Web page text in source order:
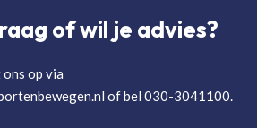
of wil je advies?
op via
of bel 030-3041100.